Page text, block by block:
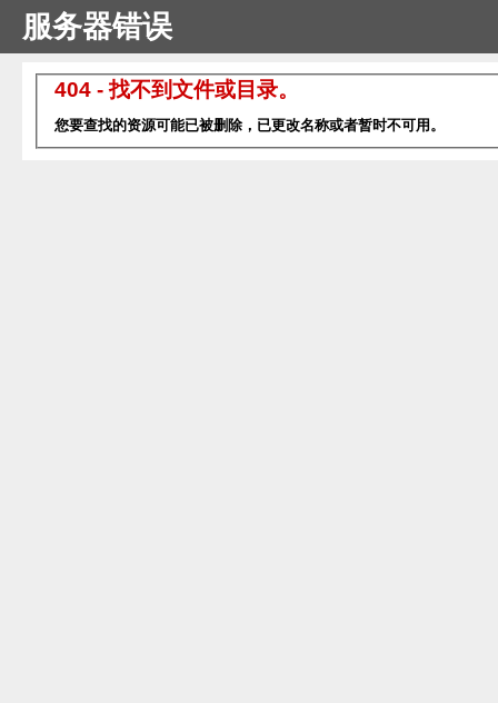
服务器错误
404 - 找不到文件或目录。
您要查找的资源可能已被删除，已更改名称或者暂时不可用。